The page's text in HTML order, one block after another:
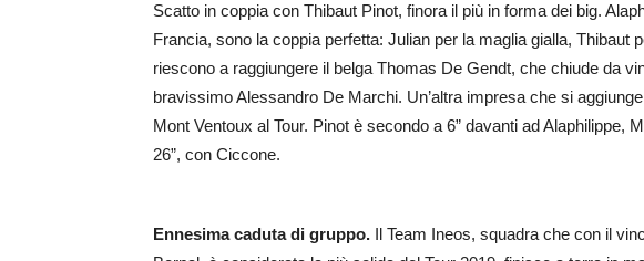
Scatto in coppia con Thibaut Pinot, finora il più in forma dei big.
Francia, sono la coppia perfetta: Julian per la maglia gialla, Thibaut
riescono a raggiungere il belga Thomas De Gendt, che chiude da
bravissimo Alessandro De Marchi. Un’altra impresa che si
Mont Ventoux al Tour. Pinot è secondo a 6” davanti ad Alaphilippe,
26”, con Ciccone.
Ennesima caduta di gruppo. Il Team Ineos, squadra che con il